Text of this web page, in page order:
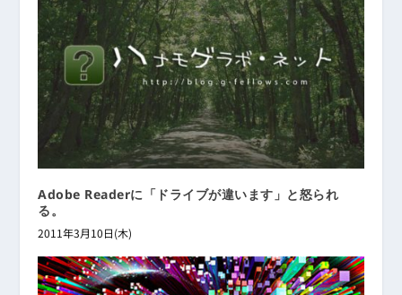
Adobe Readerに「ドライブが違います」と怒られ
る。
2011年3月10日(木)